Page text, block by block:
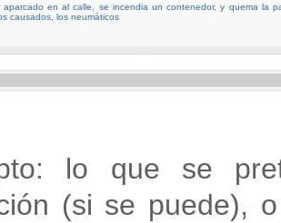
aparcado en al calle, se incendia un contenedor, y quema la
causados, los neumáticos
lo que se
(si se puede),